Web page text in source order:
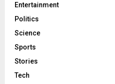
Entertainment
Politics
Science
Sports
Stories
Tech